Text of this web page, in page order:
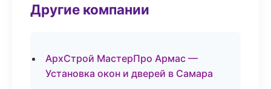
Другие компании
АрхСтрой МастерПро Армас —
Установка окон и дверей в Самара